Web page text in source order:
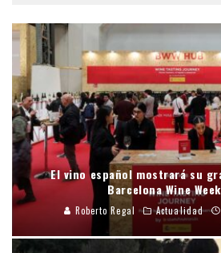
El vino español mostrará su
Barcelona Wine
Roberto Regal Actualidad